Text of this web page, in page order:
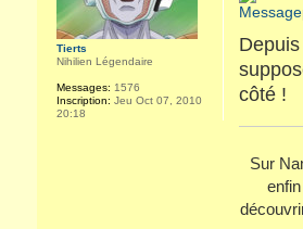
côté !
Sur
Tierts
Nihilien Légendaire
Messages: 1576
Inscription: Jeu Oct 07, 2010
20:18